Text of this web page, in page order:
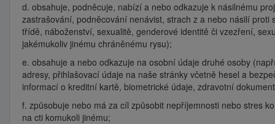
d. obsahuje, podněcuje, nabízí a nebo odkazuje k násilnému
zastrašování, podněcování nenávist, strach z a nebo násilí
třídě, náboženství, sexualitě, genderové identitě či vzezření,
jakémukoliv jinému chráněnému rysu);
e. obsahuje a nebo odkazuje na osobní údaje druhé osoby
adresy, přihlašovací údaje na naše stránky včetně hesel a
informací o kreditní kartě, biometrické údaje, zdravotní
f. způsobuje nebo má za cíl způsobit nepříjemnosti nebo stres
na cti komukoli jinému;